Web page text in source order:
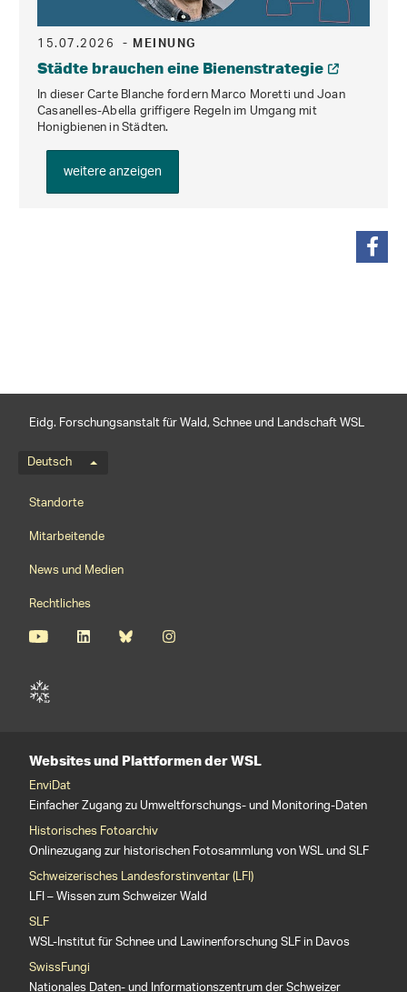
15.07.2026 - MEINUNG
Städte brauchen eine Bienenstrategie
In dieser Carte Blanche fordern Marco Moretti und Joan
Casanelles-Abella griffigere Regeln im Umgang mit
Honigbienen in Städten.
weitere anzeigen
Eidg. Forschungsanstalt für Wald, Schnee und Landschaft WSL
Sprachmenü
Deutsch
Footernavigation
Standorte
Mitarbeitende
News und Medien
Rechtliches
Websites und Plattformen der WSL
EnviDat
Einfacher Zugang zu Umweltforschungs- und Monitoring-Daten
Historisches Fotoarchiv
Onlinezugang zur historischen Fotosammlung von WSL und SLF
Schweizerisches Landesforstinventar (LFI)
LFI – Wissen zum Schweizer Wald
SLF
WSL-Institut für Schnee und Lawinenforschung SLF in Davos
SwissFungi